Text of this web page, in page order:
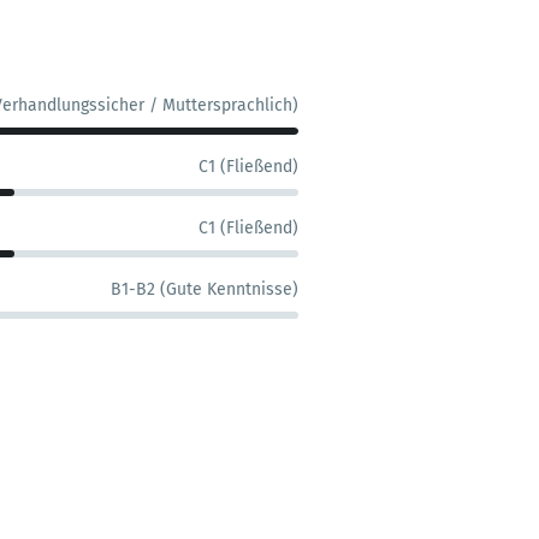
/ Muttersprachlich)
C1 (Fließend)
C1 (Fließend)
B1-B2 (Gute Kenntnisse)